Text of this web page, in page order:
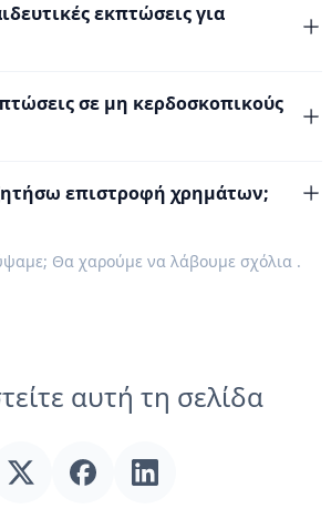
εκπτώσεις για
σε μη κερδοσκοπικούς
επιστροφή χρημάτων;
Θα χαρούμε να λάβουμε σχόλια.
αυτή τη σελίδα